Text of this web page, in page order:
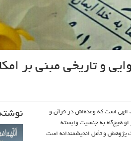
و تاریخی مبنی بر
الهی است که وعده‌اش در قرآن و
او هیچ‌گاه به جنسیت وابسته
پژوهش و تأمل اندیشمندانه است